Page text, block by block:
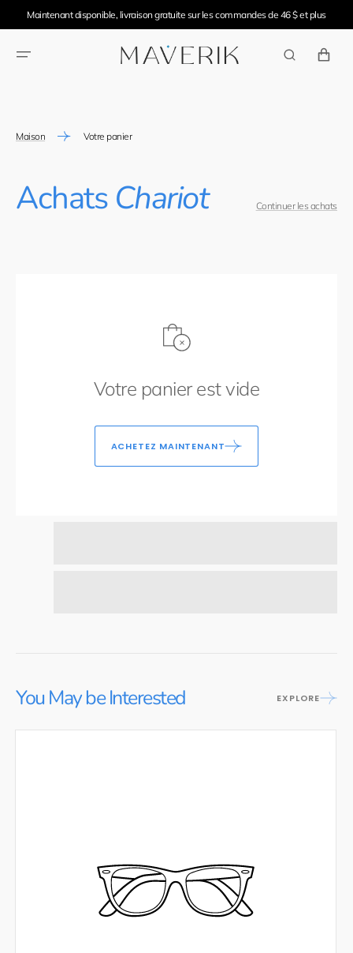
IGNORER ET
PASSER AU
CONTENU
Maintenant disponible, livraison gratuite sur les commandes de 46 $ et plus
PANIER
Maison Votre panier
Achats Chariot Continuer les achats
Votre panier est vide
ACHETEZ MAINTENANT
You May be Interested EXPLORE